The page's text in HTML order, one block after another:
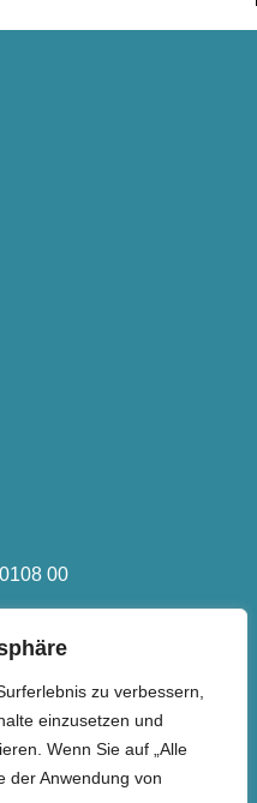
zu verbessern,
einzusetzen und
Wenn Sie auf „Alle
der Anwendung von
00